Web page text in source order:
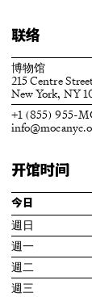
联络
博物馆
215 Centre
New York, NY
+1 (855) 955-
开馆时间
今日
週日
週一
週二
週三